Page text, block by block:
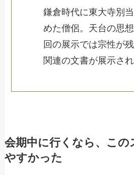
鎌倉時代に東大寺別
めた僧侶。天台の思
回の展示では宗性が
関連の文書が展示され
会期中に行くなら、この
やすかった